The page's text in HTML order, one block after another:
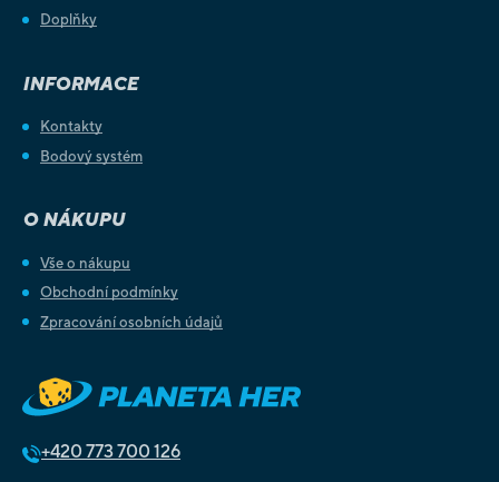
Doplňky
INFORMACE
Kontakty
Bodový systém
O NÁKUPU
Vše o nákupu
Obchodní podmínky
Zpracování osobních údajů
+420 773 700 126